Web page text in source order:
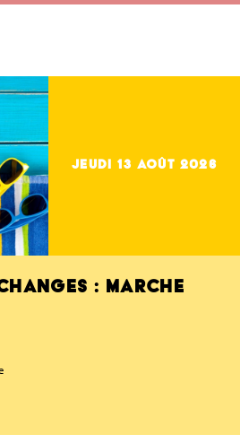
jeudi 13 Août 2026
: MARCHE